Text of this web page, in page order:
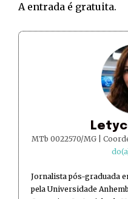
A entrada é gratuita.
MTb 0022570/MG |
Jornalista pós-graduada
pela Universidade